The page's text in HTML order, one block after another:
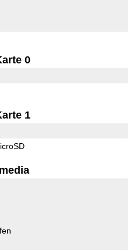
0
1